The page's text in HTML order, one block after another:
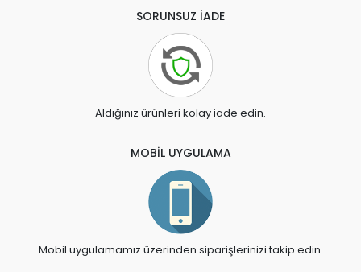
SORUNSUZ İADE
Aldığınız ürünleri kolay iade edin.
MOBİL UYGULAMA
Mobil uygulamamız üzerinden siparişlerinizi takip edin.